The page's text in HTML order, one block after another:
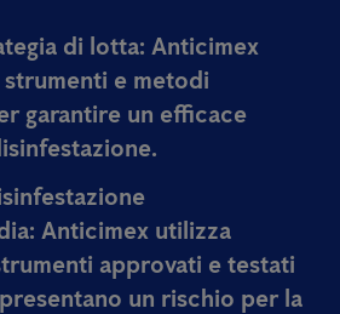
di lotta: Anticimex
e metodi
garantire un efficace
Anticimex utilizza
approvati e testati
un rischio per la